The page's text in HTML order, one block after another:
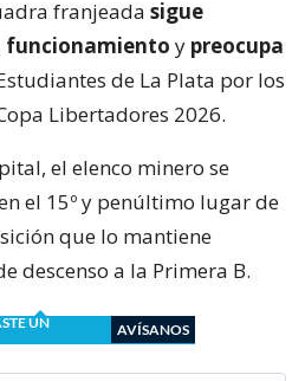
franjeada sigue
funcionamiento y preocupa
de La Plata por los
Libertadores 2026.
el elenco minero se
el 15º y penúltimo lugar de
que lo mantiene
descenso a la Primera B.
UN
AVÍSANOS